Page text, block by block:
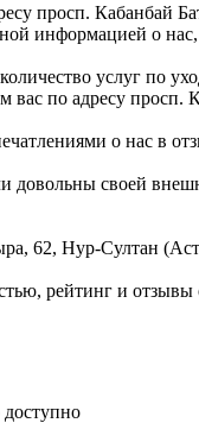
просп. Кабанбай
информацией о
услуг по
по адресу просп.
о нас в
своей
62, Нур-Султан
рейтинг и
доступно